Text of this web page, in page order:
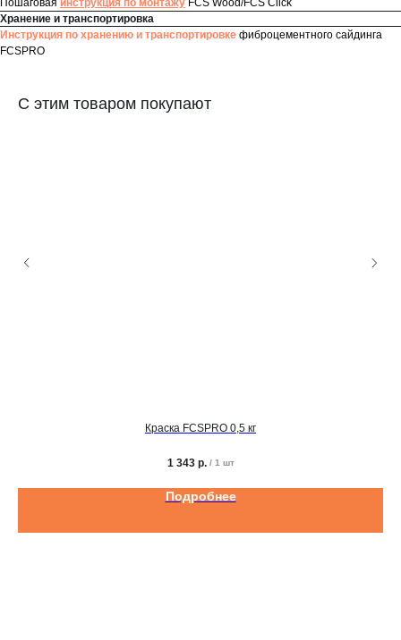
Пошаговая инструкция по монтажу FCS Wood/FCS Click
Хранение и транспортировка
Инструкция по хранению и транспортировке фиброцементного сайдинга
FCSPRO
С этим товаром покупают
Краска FCSPRO 0,5 кг
1 343 р. / 1 шт
Подробнее